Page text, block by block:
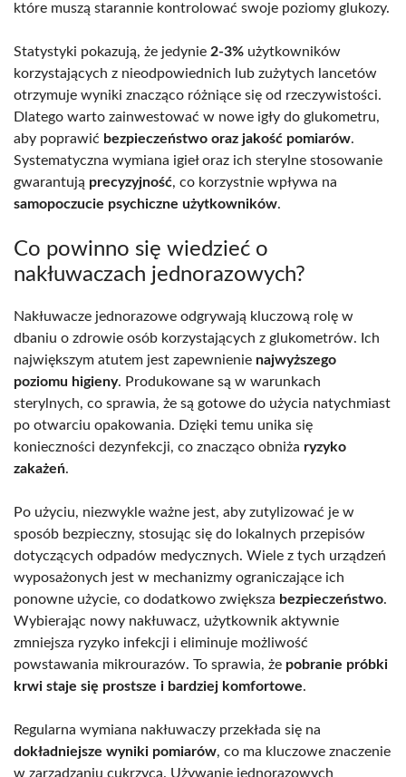
które muszą starannie kontrolować swoje poziomy glukozy.
Statystyki pokazują, że jedynie 2-3% użytkowników
korzystających z nieodpowiednich lub zużytych lancetów
otrzymuje wyniki znacząco różniące się od rzeczywistości.
Dlatego warto zainwestować w nowe igły do glukometru,
aby poprawić bezpieczeństwo oraz jakość pomiarów.
Systematyczna wymiana igieł oraz ich sterylne stosowanie
gwarantują precyzyjność, co korzystnie wpływa na
samopoczucie psychiczne użytkowników.
Co powinno się wiedzieć o
nakłuwaczach jednorazowych?
Nakłuwacze jednorazowe odgrywają kluczową rolę w
dbaniu o zdrowie osób korzystających z glukometrów. Ich
największym atutem jest zapewnienie najwyższego
poziomu higieny. Produkowane są w warunkach
sterylnych, co sprawia, że są gotowe do użycia natychmiast
po otwarciu opakowania. Dzięki temu unika się
konieczności dezynfekcji, co znacząco obniża ryzyko
zakażeń.
Po użyciu, niezwykle ważne jest, aby zutylizować je w
sposób bezpieczny, stosując się do lokalnych przepisów
dotyczących odpadów medycznych. Wiele z tych urządzeń
wyposażonych jest w mechanizmy ograniczające ich
ponowne użycie, co dodatkowo zwiększa bezpieczeństwo.
Wybierając nowy nakłuwacz, użytkownik aktywnie
zmniejsza ryzyko infekcji i eliminuje możliwość
powstawania mikrourazów. To sprawia, że pobranie próbki
krwi staje się prostsze i bardziej komfortowe.
Regularna wymiana nakłuwaczy przekłada się na
dokładniejsze wyniki pomiarów, co ma kluczowe znaczenie
w zarządzaniu cukrzycą. Używanie jednorazowych